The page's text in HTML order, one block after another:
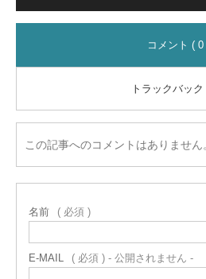
コメント ( 0
トラックバッ
この記事へのコメントはありません
名前 ( 必須 )
E-MAIL ( 必須 ) - 公開されません -